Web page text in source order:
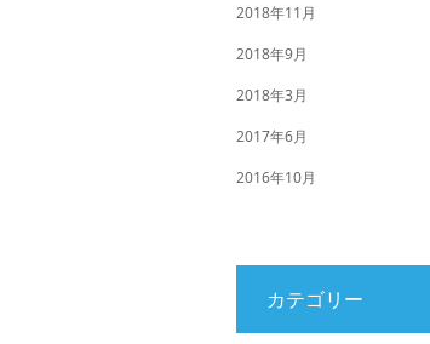
2018年11月
2018年9月
2018年3月
2017年6月
2016年10月
カテゴリー